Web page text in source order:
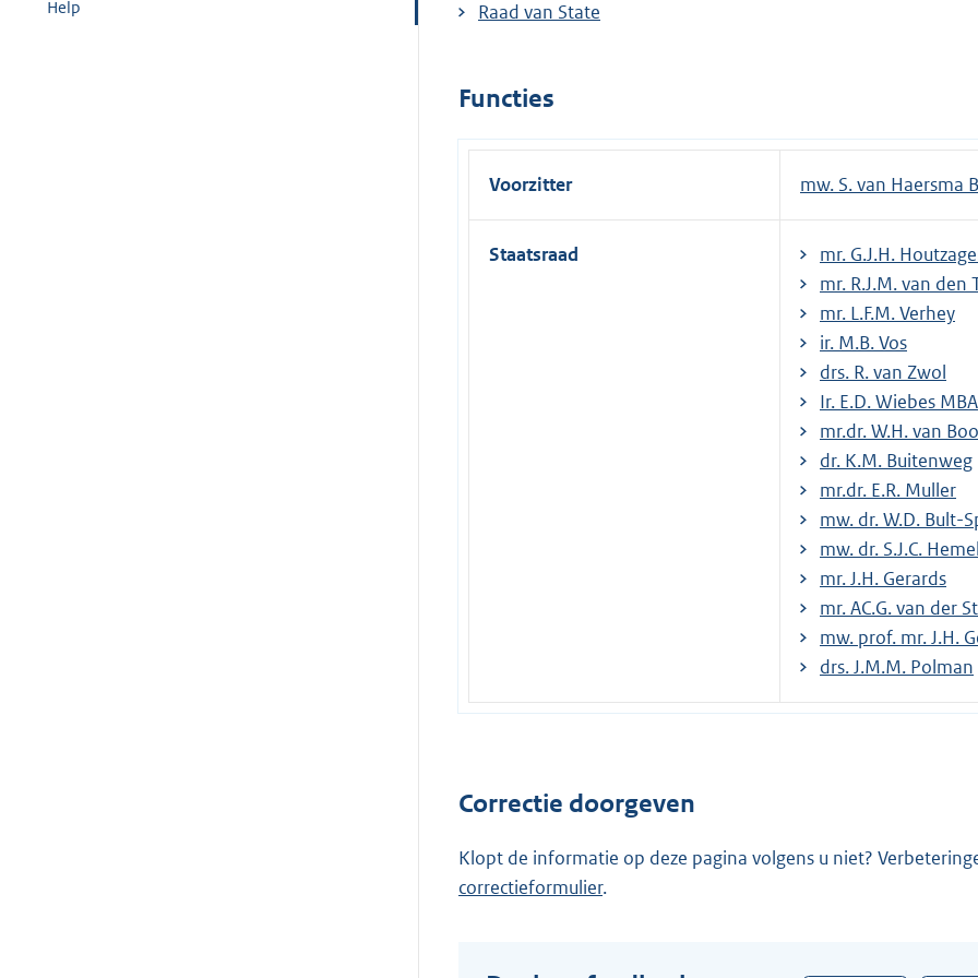
Help Raad van State
Functies
Voorzitter mw. S. van Haersma
Staatsraad
mr. G.J.H.
mr. R.J.M. van den
mr. L.F.M. Ver­hey
ir. M.B. Vos
drs. R. van Zwol
Ir. E.D. Wiebes MBA
mr.dr. W.H. van
dr. K.M. Buitenweg
mr.dr. E.R. Muller
mw. dr. W.D. Bult-
mw. dr. S.J.C.
mr. J.H. Gerards
mr. AC.G. van der
mw. prof. mr. J.H.
drs. J.M.M. Polman
Correctie doorgeven
Klopt de informatie op deze pagina volgens u niet?
correctieformulier.